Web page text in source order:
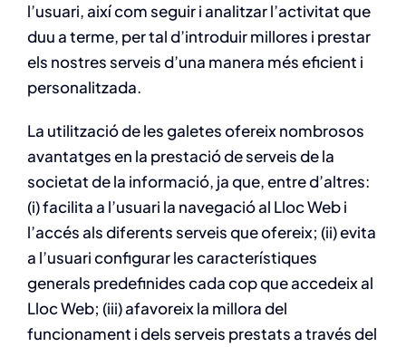
l’usuari, així com seguir i analitzar l’activitat que
duu a terme, per tal d’introduir millores i prestar
els nostres serveis d’una manera més eficient i
personalitzada.
La utilització de les galetes ofereix nombrosos
avantatges en la prestació de serveis de la
societat de la informació, ja que, entre d’altres:
(i) facilita a l’usuari la navegació al Lloc Web i
l’accés als diferents serveis que ofereix; (ii) evita
a l’usuari configurar les característiques
generals predefinides cada cop que accedeix al
Lloc Web; (iii) afavoreix la millora del
funcionament i dels serveis prestats a través del